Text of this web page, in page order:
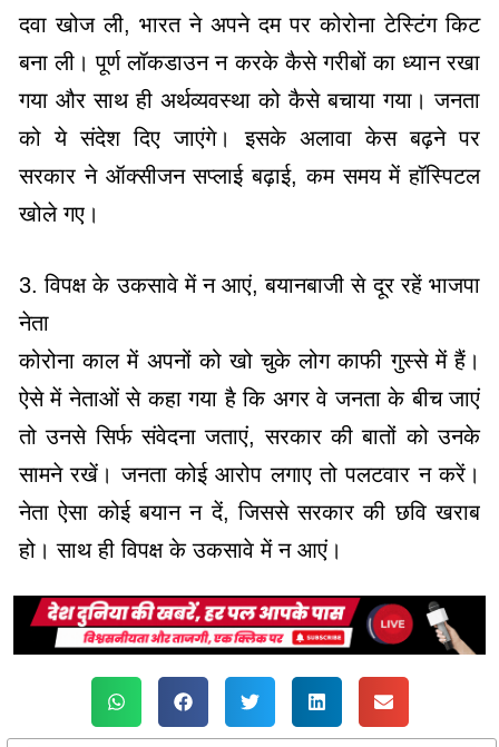
दवा खोज ली, भारत ने अपने दम पर कोरोना टेस्टिंग किट
बना ली। पूर्ण लॉकडाउन न करके कैसे गरीबों का ध्यान रखा
गया और साथ ही अर्थव्यवस्था को कैसे बचाया गया। जनता
को ये संदेश दिए जाएंगे। इसके अलावा केस बढ़ने पर
सरकार ने ऑक्सीजन सप्लाई बढ़ाई, कम समय में हॉस्पिटल
खोले गए।
3. विपक्ष के उकसावे में न आएं, बयानबाजी से दूर रहें भाजपा
नेता
कोरोना काल में अपनों को खो चुके लोग काफी गुस्से में हैं।
ऐसे में नेताओं से कहा गया है कि अगर वे जनता के बीच जाएं
तो उनसे सिर्फ संवेदना जताएं, सरकार की बातों को उनके
सामने रखें। जनता कोई आरोप लगाए तो पलटवार न करें।
नेता ऐसा कोई बयान न दें, जिससे सरकार की छवि खराब
हो। साथ ही विपक्ष के उकसावे में न आएं।